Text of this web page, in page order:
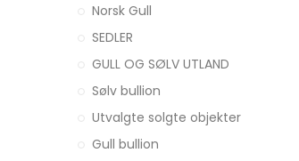
Norsk Gull
SEDLER
GULL OG SØLV UTLAND
Sølv bullion
Utvalgte solgte objekter
Gull bullion